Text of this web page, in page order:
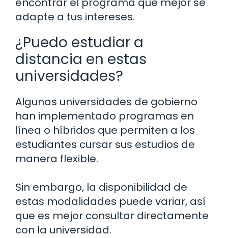
adapte a tus intereses.
¿Puedo estudiar a
distancia en estas
universidades?
Algunas universidades de gobierno
han implementado programas en
línea o híbridos que permiten a los
estudiantes cursar sus estudios de
manera flexible.
Sin embargo, la disponibilidad de
estas modalidades puede variar, así
que es mejor consultar directamente
con la universidad.